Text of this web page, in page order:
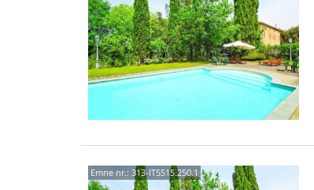
Emne nr.: 313-IT5515.250.1